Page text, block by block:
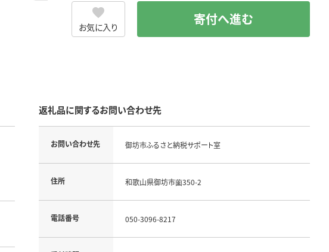
お気に入り 寄付へ進む
返礼品に関するお問い合わせ先
お問い合わせ先 御坊市ふるさと納税サポート室
住所 和歌山県御坊市薗350-2
電話番号 050-3096-8217